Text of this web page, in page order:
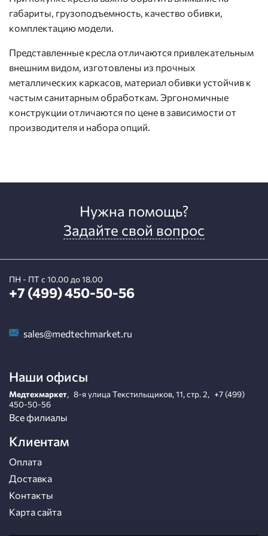
габариты, грузоподъемность, качество обивки,
комплектацию модели.
Представленные кресла отличаются привлекательным
внешним видом, изготовлены из прочных
металлических каркасов, материал обивки устойчив к
частым санитарным обработкам. Эргономичные
конструкции отличаются по цене в зависимости от
производителя и набора опций.
Нужна помощь?
Задайте свой вопрос
ПН - ПТ с 10.00 до 18.00
+7 (499) 450-50-56
sales@medtechmarket.ru
Наши офисы
Медтехмаркет, 8-я улица Текстильщиков, 11, стр. 2, +7 (499)
450-50-56
Все филиалы
Клиентам
Оплата
Доставка
Контакты
Карта сайта